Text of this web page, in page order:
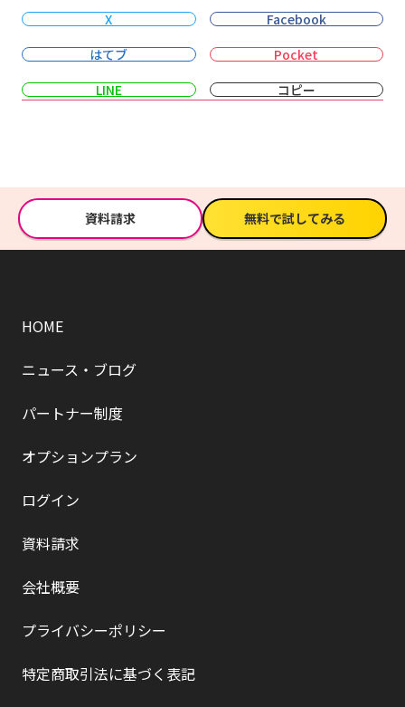
X
Facebook
はてブ
Pocket
LINE
コピー
資料請求 無料で試してみる
HOME
ニュース・ブログ
パートナー制度
オプションプラン
ログイン
資料請求
会社概要
プライバシーポリシー
特定商取引法に基づく表記